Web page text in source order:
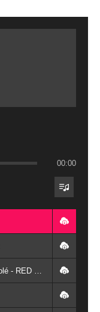
00:00